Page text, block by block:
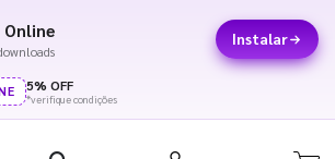
Online Instalar
5% OFF
*verifique condições